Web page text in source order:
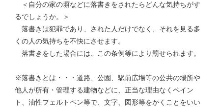
＜自分の家の塀などに落書きをされたらどんな気持ちがす
るでしょうか。＞
落書きは犯罪であり、された人だけでなく、それを見る多
くの人の気持ちを不快にさせます。
落書きをした場合には、この条例等により罰せられます。
※落書きとは・・・道路、公園、駅前広場等の公共の場所や
他人が所有・管理する建物などに、正当な理由なくペイン
ト、油性フェルトペン等で、文字、図形等をかくことをいい